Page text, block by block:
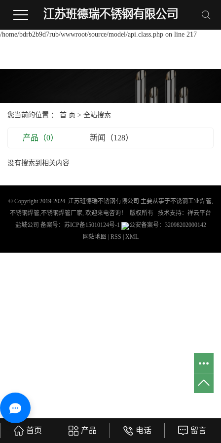
file_put_contents(/home/bdrb2b9d7rub/wwwroot/source/cache/
/home/bdrb2b9d7rub/wwwroot/source/model/api.class.php on line 217
您当前的位置 ： 首 页 > 全站搜索
产品（0） 新闻（128）
没有搜索到相关内容
© Copyright 2019-2024 江苏班德瑞不锈钢有限公司 主要从事于不锈钢工业焊管,
不锈钢焊管,不锈钢焊管厂家, 欢迎来电咨询！ 版权所有 技术支持： 祥云平台
盐城公司 备案号： 苏ICP备15010124号-1
公安备案号：32098202000142
网站地图
RSS XML
首页 产品 电话 留言